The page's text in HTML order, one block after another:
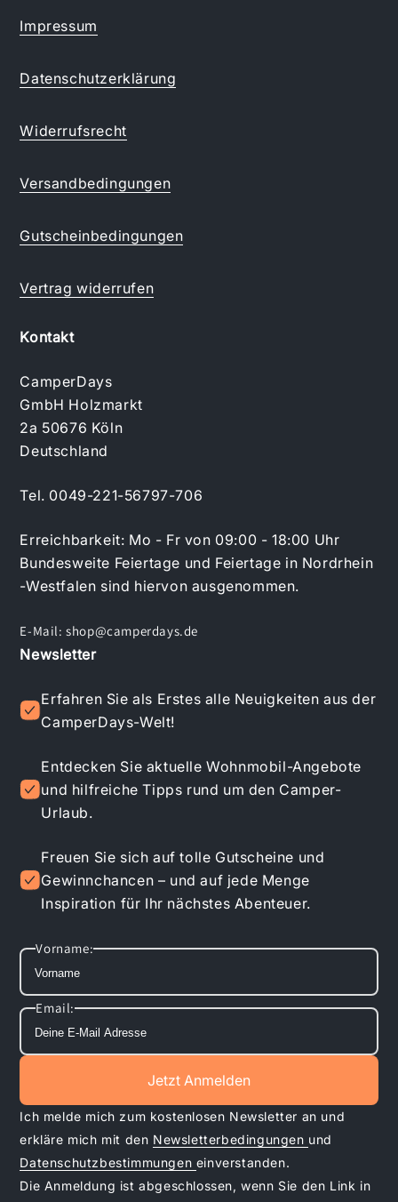
Impressum
Datenschutzerklärung
Widerrufsrecht
Versandbedingungen
Gutscheinbedingungen
Vertrag widerrufen
Kontakt
CamperDays
GmbH Holzmarkt
2a 50676 Köln
Deutschland
Tel. 0049-221-56797-706
Erreichbarkeit: Mo - Fr von 09:00 - 18:00 Uhr
Bundesweite Feiertage und Feiertage in Nordrhein
-Westfalen sind hiervon ausgenommen.
E-Mail:shop@camperdays.de
Newsletter
Erfahren Sie als Erstes alle Neuigkeiten aus der
CamperDays-Welt!
Entdecken Sie aktuelle Wohnmobil-Angebote
und hilfreiche Tipps rund um den Camper-
Urlaub.
Freuen Sie sich auf tolle Gutscheine und
Gewinnchancen – und auf jede Menge
Inspiration für Ihr nächstes Abenteuer.
Vorname:
Email:
Jetzt Anmelden
Ich melde mich zum kostenlosen Newsletter an und
erkläre mich mit den Newsletterbedingungen und
Datenschutzbestimmungen einverstanden.
Die Anmeldung ist abgeschlossen, wenn Sie den Link in